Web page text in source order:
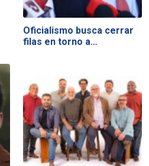
Oficialismo busca cerrar
filas en torno a…